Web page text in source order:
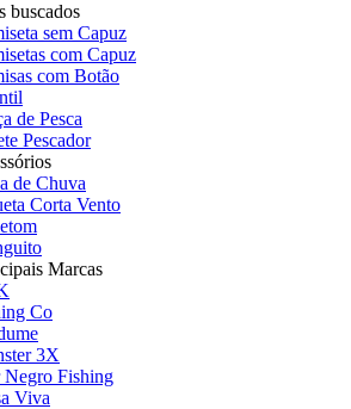
buscados
sem Capuz
com Capuz
com Botão
de Pesca
Pescador
de Chuva
Corta Vento
Marcas
Co
3X
Negro Fishing
Viva